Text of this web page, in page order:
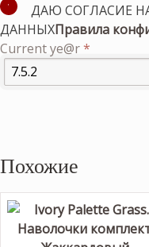
ДАЮ СОГЛАСИЕ
ДАННЫХПравила
Current ye@r*
Похожие